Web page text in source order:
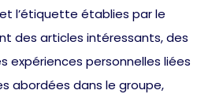
l’étiquette établies par le
des articles intéressants, des
expériences personnelles liées
abordées dans le groupe,